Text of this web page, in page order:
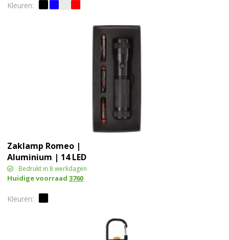
Zaklamp Romeo |
Aluminium | 14 LED
Bedrukt in 8 werkdagen
Huidige voorraad3760